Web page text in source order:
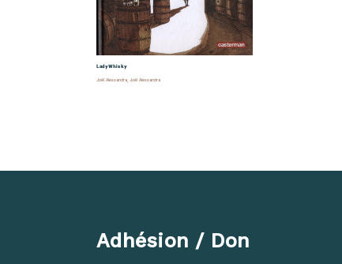
Lady Whisky
Joël Alessandra Joël Alessandra
Adhésion / Don